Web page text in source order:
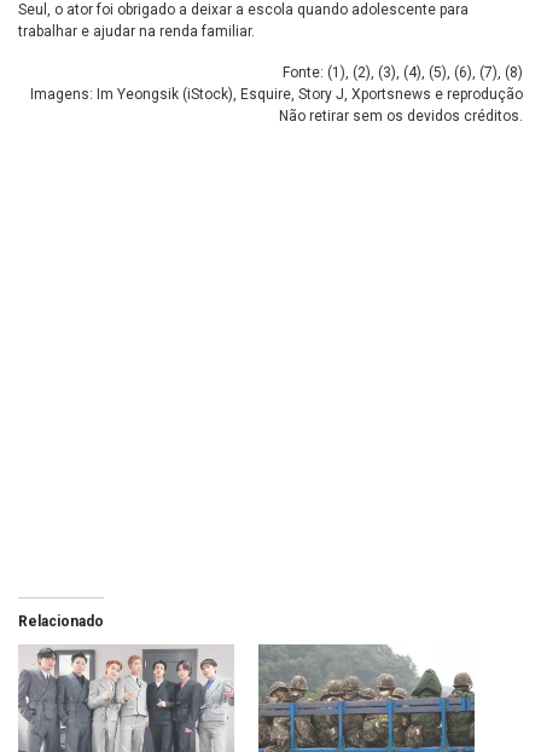
Seul, o ator foi obrigado a deixar a escola quando adolescente para
trabalhar e ajudar na renda familiar.
Fonte: (1 ), (2), (3), (4), (5), (6), (7), (8)
Imagens: Im Yeongsik (iStock), Esquire, Story J, Xportsnews e reprodução
Não retirar sem os devidos créditos.
Relacionado